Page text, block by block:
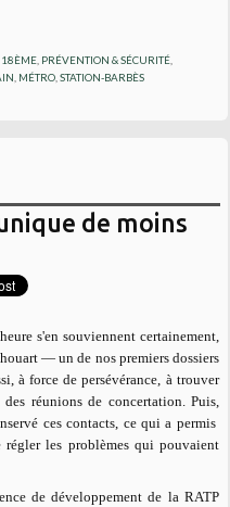
18ÈME, PRÉVENTION & SÉCURITÉ,
MÉTRO ,STATION-BARBÈS
de moins
s'en souviennent certainement,
— un de nos premiers dossiers
à force de persévérance, à trouver
réunions de concertation. Puis,
ces contacts, ce qui a permis
les problèmes qui pouvaient
de développement de la RATP